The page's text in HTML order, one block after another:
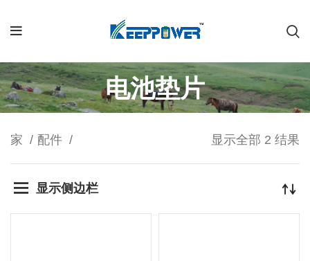
电池垫片
家 配件 显示全部 2 结果
显示侧边栏